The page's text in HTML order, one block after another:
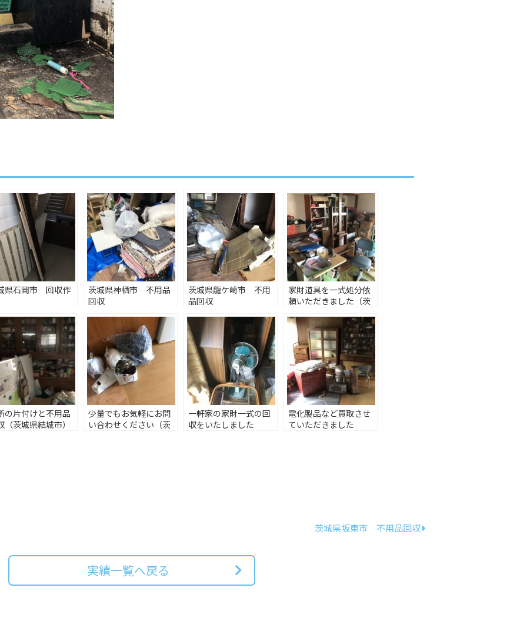
県石岡市 回収作
茨城県神栖市 不用品
回収
茨城県龍ケ崎市 不用
品回収
家財道具を一式処分依
頼いただきました（茨
の片付けと不用品
（茨城県結城市）
少量でもお気軽にお問
い合わせください（茨
一軒家の家財一式の回
収をいたしました
電化製品など買取させ
ていただきました
茨城県坂東市 不用品回収
実績一覧へ戻る